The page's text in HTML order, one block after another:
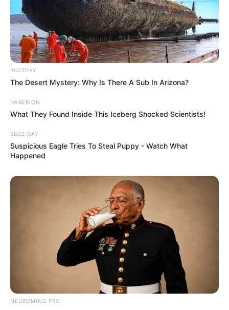
BUZZDAY
The Desert Mystery: Why Is There A Sub In Arizona?
HABERION
What They Found Inside This Iceberg Shocked Scientists!
BUZZ DAY
Suspicious Eagle Tries To Steal Puppy - Watch What
Happened
NEUROMIND PRO